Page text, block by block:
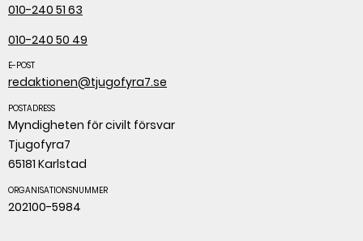
010-240 51 63
010-240 50 49
E-POST
redaktionen@tjugofyra7.se
POSTADRESS
Myndigheten för civilt försvar
Tjugofyra7
65181 Karlstad
ORGANISATIONSNUMMER
202100-5984